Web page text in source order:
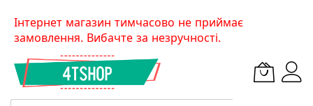
SkipІнтернет магазин тимчасово не приймає
замовлення. Вибачте за незручності.